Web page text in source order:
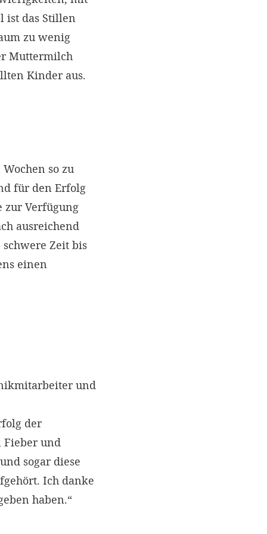
ist das Stillen
zu wenig
Muttermilch
Kinder aus.
so zu
für den Erfolg
zur Verfügung
ausreichend
Zeit bis
einen
und
der
Fieber und
sogar diese
Ich danke
haben.“